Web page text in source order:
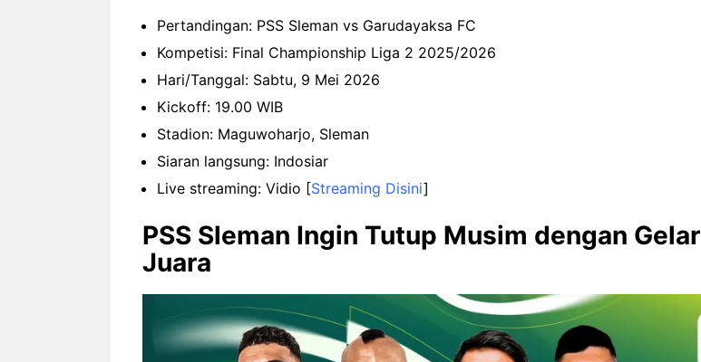
Pertandingan: PSS Sleman vs Garudayaksa FC
Kompetisi: Final Championship Liga 2 2025/2026
Hari/Tanggal: Sabtu, 9 Mei 2026
Kickoff: 19.00 WIB
Stadion: Maguwoharjo, Sleman
Siaran langsung: Indosiar
Live streaming: Vidio [Streaming Disini]
PSS Sleman Ingin Tutup Musim dengan Gelar
Juara